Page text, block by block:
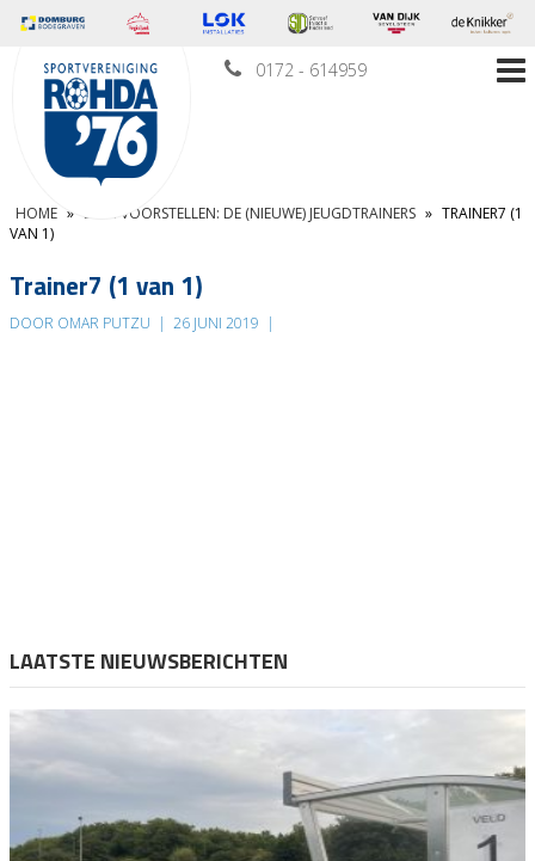
0172 - 614959
HOME » EVEN VOORSTELLEN: DE (NIEUWE) JEUGDTRAINERS » TRAINER7 (1
VAN 1)
Trainer7 (1 van 1)
DOOR OMAR PUTZU | 26 JUNI 2019 |
LAATSTE NIEUWSBERICHTEN